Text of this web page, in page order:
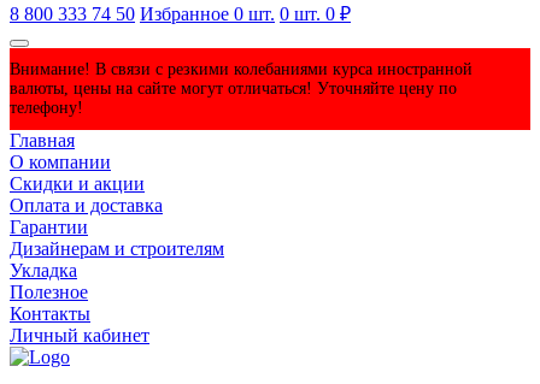
8 800 333 74 50 Избранное 0 шт. 0 шт. 0 ₽
Внимание! В связи с резкими колебаниями курса иностранной
валюты, цены на сайте могут отличаться! Уточняйте цену по
телефону!
Главная
О компании
Скидки и акции
Оплата и доставка
Гарантии
Дизайнерам и строителям
Укладка
Полезное
Контакты
Личный кабинет